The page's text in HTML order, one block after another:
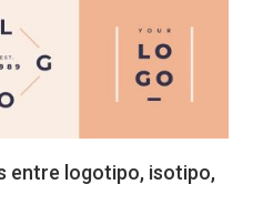
entre logotipo, isotipo,